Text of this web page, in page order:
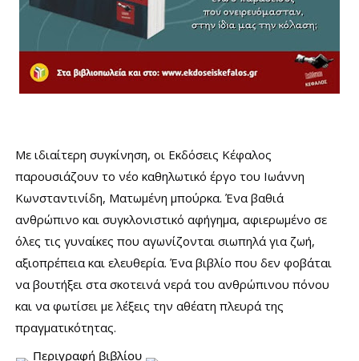
Με ιδιαίτερη συγκίνηση, οι Εκδόσεις Κέφαλος
παρουσιάζουν το νέο καθηλωτικό έργο του Ιωάννη
Κωνσταντινίδη, Ματωμένη μπούρκα. Ένα βαθιά
ανθρώπινο και συγκλονιστικό αφήγημα, αφιερωμένο σε
όλες τις γυναίκες που αγωνίζονται σιωπηλά για ζωή,
αξιοπρέπεια και ελευθερία. Ένα βιβλίο που δεν φοβάται
να βουτήξει στα σκοτεινά νερά του ανθρώπινου πόνου
και να φωτίσει με λέξεις την αθέατη πλευρά της
πραγματικότητας.
Περιγραφή βιβλίου